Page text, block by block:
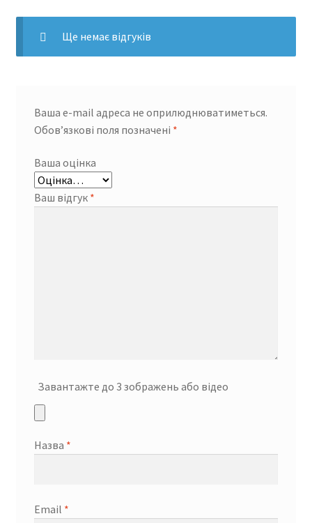
Ще немає відгуків
Ваша e-mail адреса не оприлюднюватиметься.
Обов’язкові поля позначені *
Ваша оцінка
Ваш відгук *
Завантажте до 3 зображень або відео
Назва *
Email *